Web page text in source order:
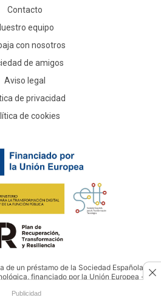
Publicidad
Contacto
equipo
con nosotros
de amigos
Aviso legal
de privacidad
de cookies
de un préstamo de la Sociedad Española
financiado por la Unión Europea -